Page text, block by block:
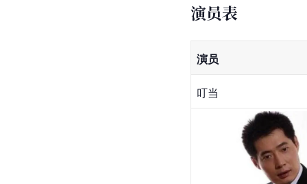
演员表
演员
叮当